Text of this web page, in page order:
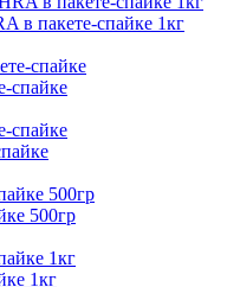
в пакете-спайке 1кг
спайке
500гр
1кг